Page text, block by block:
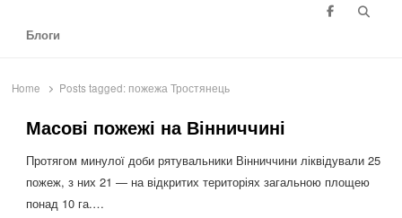
Блоги
Home Posts tagged: пожежа Тростянець
Масові пожежі на Вінниччині
Протягом минулої доби рятувальники Вінниччини ліквідували 25
пожеж, з них 21 — на відкритих територіях загальною площею
понад 10 га.…